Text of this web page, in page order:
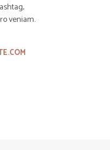
veniam.